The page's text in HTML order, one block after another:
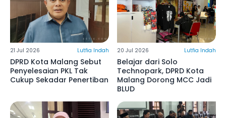
21 Jul 2026 Lutfia Indah
DPRD Kota Malang Sebut
Penyelesaian PKL Tak
Cukup Sekadar Penertiban
20 Jul 2026 Lutfia Indah
Belajar dari Solo
Technopark, DPRD Kota
Malang Dorong MCC Jadi
BLUD